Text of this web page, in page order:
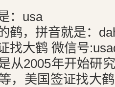
：usa
鹤，拼音就是：
找大鹤 微信号
从2005年开始研
，美国签证找大